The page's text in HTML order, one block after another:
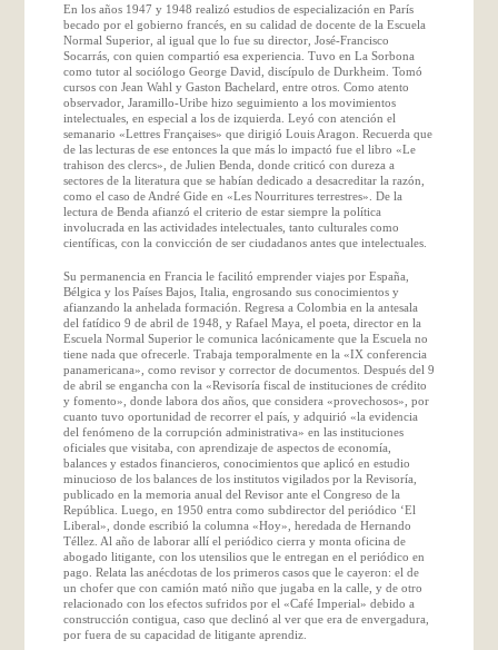
En los años 1947 y 1948 realizó estudios de especialización en París
becado por el gobierno francés, en su calidad de docente de la Escuela
Normal Superior, al igual que lo fue su director, José-Francisco
Socarrás, con quien compartió esa experiencia. Tuvo en La Sorbona
como tutor al sociólogo George David, discípulo de Durkheim. Tomó
cursos con Jean Wahl y Gaston Bachelard, entre otros. Como atento
observador, Jaramillo-Uribe hizo seguimiento a los movimientos
intelectuales, en especial a los de izquierda. Leyó con atención el
semanario «Lettres Françaises» que dirigió Louis Aragon. Recuerda que
de las lecturas de ese entonces la que más lo impactó fue el libro «Le
trahison des clercs», de Julien Benda, donde criticó con dureza a
sectores de la literatura que se habían dedicado a desacreditar la razón,
como el caso de André Gide en «Les Nourritures terrestres». De la
lectura de Benda afianzó el criterio de estar siempre la política
involucrada en las actividades intelectuales, tanto culturales como
científicas, con la convicción de ser ciudadanos antes que intelectuales.
Su permanencia en Francia le facilitó emprender viajes por España,
Bélgica y los Países Bajos, Italia, engrosando sus conocimientos y
afianzando la anhelada formación. Regresa a Colombia en la antesala
del fatídico 9 de abril de 1948, y Rafael Maya, el poeta, director en la
Escuela Normal Superior le comunica lacónicamente que la Escuela no
tiene nada que ofrecerle. Trabaja temporalmente en la «IX conferencia
panamericana», como revisor y corrector de documentos. Después del 9
de abril se engancha con la «Revisoría fiscal de instituciones de crédito
y fomento», donde labora dos años, que considera «provechosos», por
cuanto tuvo oportunidad de recorrer el país, y adquirió «la evidencia
del fenómeno de la corrupción administrativa» en las instituciones
oficiales que visitaba, con aprendizaje de aspectos de economía,
balances y estados financieros, conocimientos que aplicó en estudio
minucioso de los balances de los institutos vigilados por la Revisoría,
publicado en la memoria anual del Revisor ante el Congreso de la
República. Luego, en 1950 entra como subdirector del periódico ‘El
Liberal», donde escribió la columna «Hoy», heredada de Hernando
Téllez. Al año de laborar allí el periódico cierra y monta oficina de
abogado litigante, con los utensilios que le entregan en el periódico en
pago. Relata las anécdotas de los primeros casos que le cayeron: el de
un chofer que con camión mató niño que jugaba en la calle, y de otro
relacionado con los efectos sufridos por el «Café Imperial» debido a
construcción contigua, caso que declinó al ver que era de envergadura,
por fuera de su capacidad de litigante aprendiz.